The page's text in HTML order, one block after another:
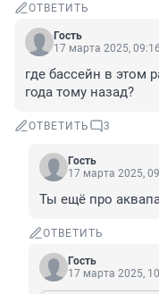
ОТВЕТИТЬ
Гость
17 марта 2025, 09:16
где бассейн в этом
года тому назад?
ОТВЕТИТЬ 3
Гость
17 марта 2025,
Ты ещё про
ОТВЕТИТЬ
Гость
17 марта 2025,